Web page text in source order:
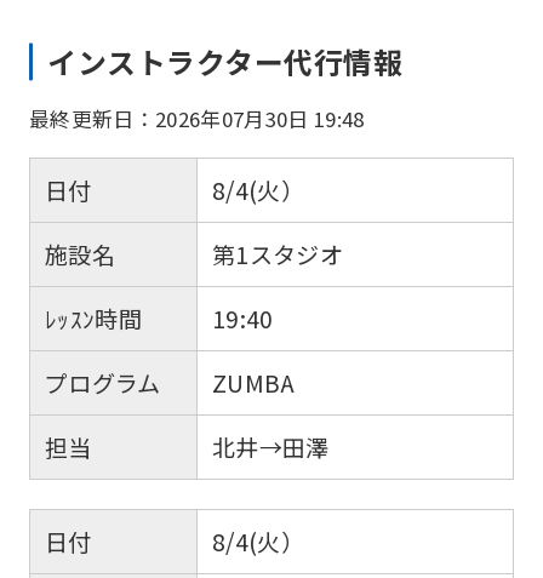
インストラクター代行情報
最終更新日：2026年07月30日 19:48
日付
8/4(火）
施設名
第1スタジオ
ﾚｯｽﾝ時間
19:40
プログラム
ZUMBA
担当
北井→田澤
日付
8/4(火）